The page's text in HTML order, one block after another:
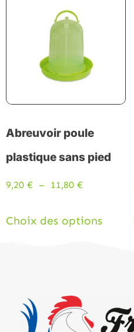
Abreuvoir poule
plastique sans pied
9,20 € – 11,80 €
Choix des options